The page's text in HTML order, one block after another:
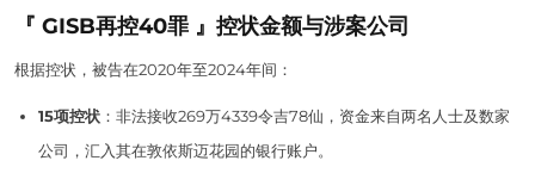
『 GISB再控40罪 』控状金额与涉案公司
根据控状，被告在2020年至2024年间：
15项控状 ：非法接收269万4339令吉78仙，资金来自两名人士及数家
公司，汇入其在敦依斯迈花园的银行账户。